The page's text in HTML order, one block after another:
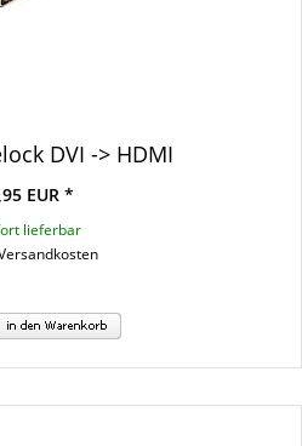
DVI -> HDMI
EUR *
lieferbar